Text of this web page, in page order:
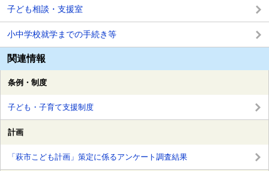
子ども相談・支援室
小中学校就学までの手続き等
関連情報
条例・制度
子ども・子育て支援制度
計画
「萩市こども計画」策定に係るアンケート調査結果